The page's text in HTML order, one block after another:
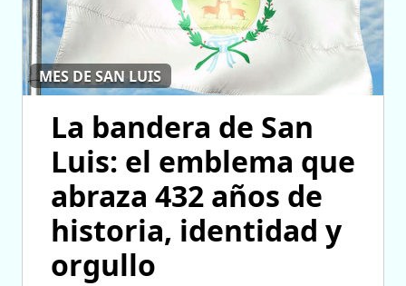
MES DE SAN LUIS
La bandera de San
Luis: el emblema que
abraza 432 años de
historia, identidad y
orgullo